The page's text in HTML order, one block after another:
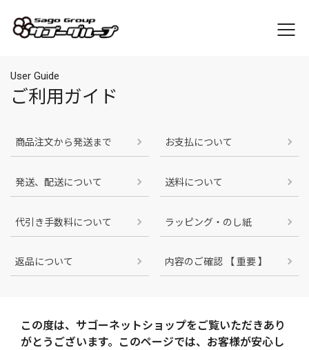
User Guide
ご利用ガイド
商品注文から発送まで お支払について
発送、配送について 送料について
代引き手数料について ラッピング・のし紙
返品について 内容のご確認 【 重要 】
この度は、サゴーネットショップをご覧いただきあり
がとうございます。このページでは、お客様が安心し